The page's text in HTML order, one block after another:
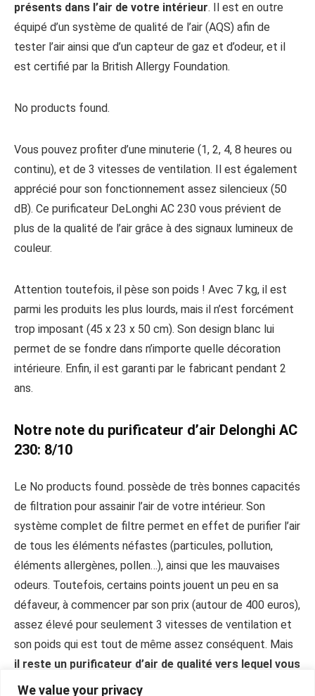
We value your privacy
présents dans l’air de votre intérieur. Il est en outre
équipé d’un système de qualité de l’air (AQS) afin de
tester l’air ainsi que d’un capteur de gaz et d’odeur, et il
est certifié par la British Allergy Foundation.
No products found.
Vous pouvez profiter d’une minuterie (1, 2, 4, 8 heures ou
continu), et de 3 vitesses de ventilation. Il est également
apprécié pour son fonctionnement assez silencieux (50
dB). Ce purificateur DeLonghi AC 230 vous prévient de
plus de la qualité de l’air grâce à des signaux lumineux de
couleur.
Attention toutefois, il pèse son poids ! Avec 7 kg, il est
parmi les produits les plus lourds, mais il n’est forcément
trop imposant (45 x 23 x 50 cm). Son design blanc lui
permet de se fondre dans n’importe quelle décoration
intérieure. Enfin, il est garanti par le fabricant pendant 2
ans.
Notre note du purificateur d’air Delonghi AC
230: 8/10
Le No products found. possède de très bonnes capacités
de filtration pour assainir l’air de votre intérieur. Son
système complet de filtre permet en effet de purifier l’air
de tous les éléments néfastes (particules, pollution,
éléments allergènes, pollen…), ainsi que les mauvaises
odeurs. Toutefois, certains points jouent un peu en sa
défaveur, à commencer par son prix (autour de 400 euros),
assez élevé pour seulement 3 vitesses de ventilation et
son poids qui est tout de même assez conséquent. Mais
il reste un purificateur d’air de qualité vers lequel vous
pouvez vous tourner en toute confiance